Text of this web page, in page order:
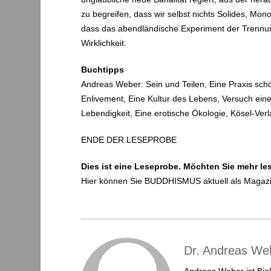
zu begreifen, dass wir selbst nichts Solides,
dass das abendländische Experiment der
Wirklichkeit.
Buchtipps
Andreas Weber: Sein und Teilen, Eine Praxis
Enlivement, Eine Kultur des Lebens, Versuch
Lebendigkeit, Eine erotische Ökologie, Kösel-
ENDE DER LESEPROBE
Dies ist eine Leseprobe. Möchten Sie mehr
Hier können Sie BUDDHISMUS aktuell als
Dr. Andreas